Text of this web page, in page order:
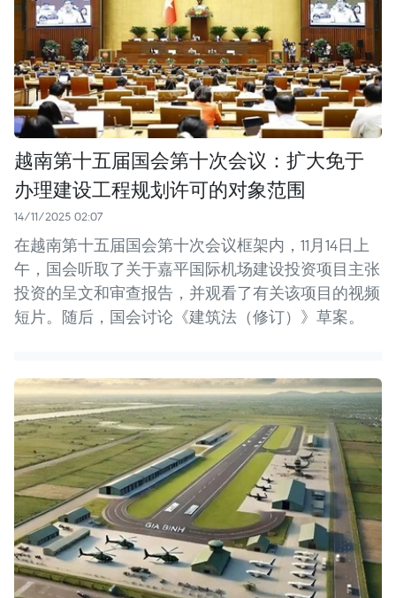
越南第十五届国会第十次会议：扩大免于
办理建设工程规划许可的对象范围
14/11/2025 02:07
在越南第十五届国会第十次会议框架内，11月14日上
午，国会听取了关于嘉平国际机场建设投资项目主张
投资的呈文和审查报告，并观看了有关该项目的视频
短片。随后，国会讨论《建筑法（修订）》草案。